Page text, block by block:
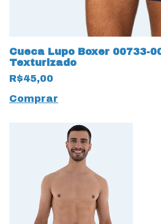
Cueca Lupo Boxer 00733-
Texturizado
R$45,00
Comprar